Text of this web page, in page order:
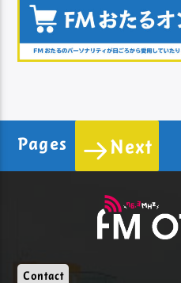
Pages Next
Contact